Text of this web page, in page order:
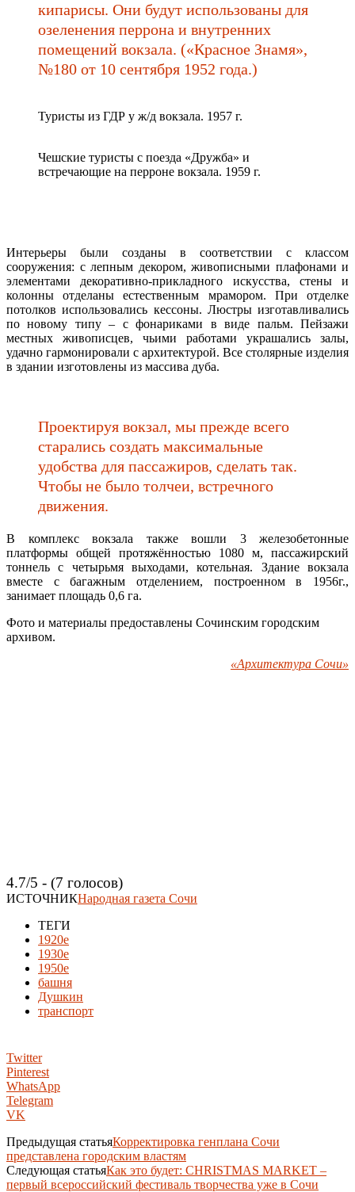
кипарисы. Они будут использованы для
озеленения перрона и внутренних
помещений вокзала. («Красное Знамя»,
№180 от 10 сентября 1952 года.)
Туристы из ГДР у ж/д вокзала. 1957 г.
Чешские туристы с поезда «Дружба» и
встречающие на перроне вокзала. 1959 г.
Интерьеры были созданы в соответствии с классом
сооружения: с лепным декором, живописными плафонами и
элементами декоративно-прикладного искусства, стены и
колонны отделаны естественным мрамором. При отделке
потолков использовались кессоны. Люстры изготавливались
по новому типу – с фонариками в виде пальм. Пейзажи
местных живописцев, чьими работами украшались залы,
удачно гармонировали с архитектурой. Все столярные изделия
в здании изготовлены из массива дуба.
Проектируя вокзал, мы прежде всего
старались создать максимальные
удобства для пассажиров, сделать так.
Чтобы не было толчеи, встречного
движения.
В комплекс вокзала также вошли 3 железобетонные
платформы общей протяжённостью 1080 м, пассажирский
тоннель с четырьмя выходами, котельная. Здание вокзала
вместе с багажным отделением, построенном в 1956г.,
занимает площадь 0,6 га.
Фото и материалы предоставлены Сочинским городским
архивом.
«Архитектура Сочи»
4.7/5 - (7 голосов)
ИСТОЧНИКНародная газета Сочи
ТЕГИ
1920e
1930е
1950е
башня
Душкин
транспорт
Twitter
Pinterest
WhatsApp
Telegram
VK
Предыдущая статьяКорректировка генплана Сочи
представлена городским властям
Следующая статьяКак это будет: CHRISTMAS MARKET –
первый всероссийский фестиваль творчества уже в Сочи